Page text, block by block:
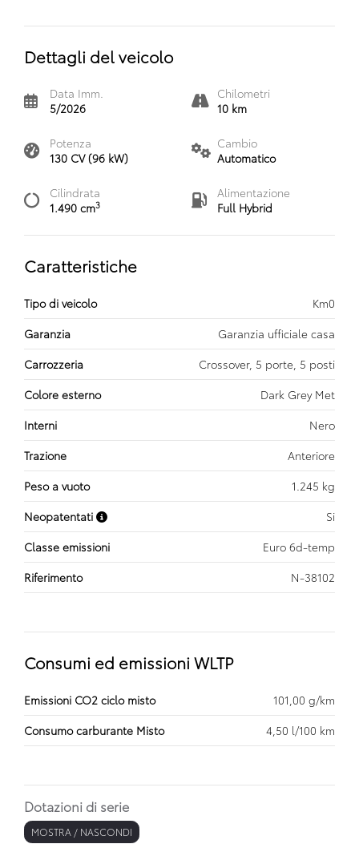
Dettagli del veicolo
Data Imm.
5/2026
Chilometri
10 km
Potenza
130 CV (96 kW)
Cambio
Automatico
Cilindrata
1.490 cm3
Alimentazione
Full Hybrid
Caratteristiche
Tipo di veicolo
Km0
Garanzia
Garanzia ufficiale casa
Carrozzeria
Crossover, 5 porte, 5 posti
Colore esterno
Dark Grey Met
Interni
Nero
Trazione
Anteriore
Peso a vuoto
1.245 kg
Neopatentati
Si
Classe emissioni
Euro 6d-temp
Riferimento
N-38102
Consumi ed emissioni WLTP
Emissioni CO2 ciclo misto
101,00 g/km
Consumo carburante Misto
4,50 l/100 km
Dotazioni di serie
MOSTRA / NASCONDI